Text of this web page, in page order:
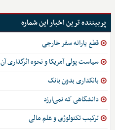
پربیننده ترین اخبار این شماره
قطع یارانه سفر خارجی
سیاست پولی آمریکا و نحوه اثرگذاری آن
بانکداری بدون بانک
دانشگاهی که نمی‌ارزد
ترکیب تکنولوژی و علم مالی